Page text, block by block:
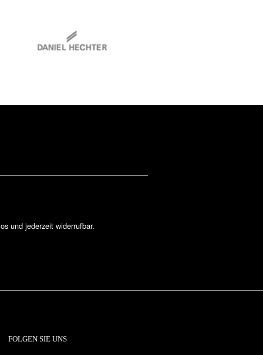
und jederzeit widerrufbar.
FOLGEN SIE UNS